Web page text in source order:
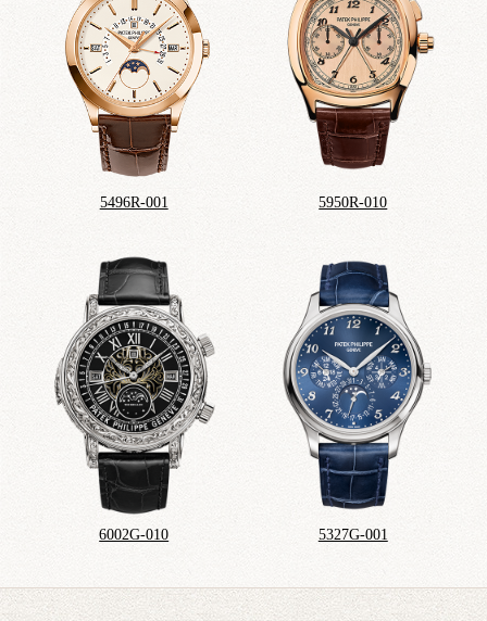
5496R-001 5950R-010
6002G-010 5327G-001